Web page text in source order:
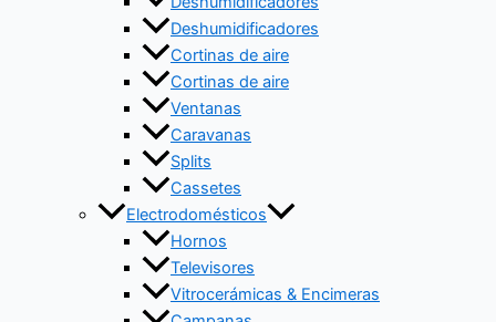
Deshumidificadores
Cortinas de aire
Cortinas de aire
Ventanas
Caravanas
Splits
Cassetes
Electrodomésticos
Hornos
Televisores
Vitrocerámicas & Encimeras